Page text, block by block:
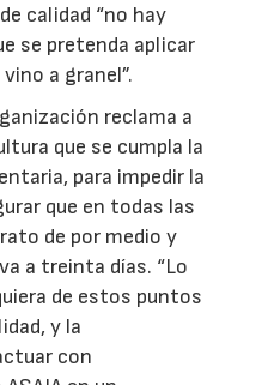
calidad “no hay
se pretenda aplicar
a granel”.
reclama a
que se cumpla la
para impedir la
que en todas las
de por medio y
a treinta días. “Lo
de estos puntos
y la
con